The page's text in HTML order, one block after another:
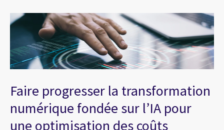
Faire progresser la transformation
numérique fondée sur l’IA pour
une optimisation des coûts